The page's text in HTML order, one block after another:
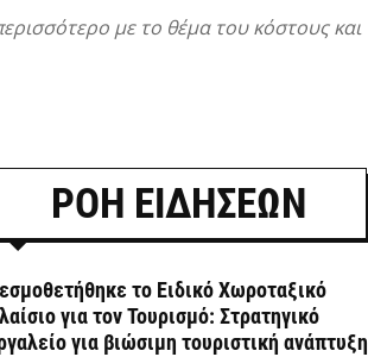
με το θέμα του κόστους και
ΡΟΗ ΕΙΔΗΣΕΩΝ
το Ειδικό Χωροταξικό
για τον Τουρισμό: Στρατηγικό
για βιώσιμη τουριστική ανάπτυξη